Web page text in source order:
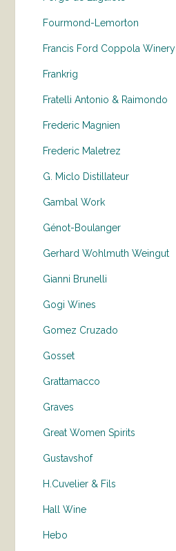
Fourmond-Lemorton
Francis Ford Coppola Winery
Frankrig
Fratelli Antonio & Raimondo
Frederic Magnien
Frederic Maletrez
G. Miclo Distillateur
Gambal Work
Génot-Boulanger
Gerhard Wohlmuth Weingut
Gianni Brunelli
Gogi Wines
Gomez Cruzado
Gosset
Grattamacco
Graves
Great Women Spirits
Gustavshof
H.Cuvelier & Fils
Hall Wine
Hebo